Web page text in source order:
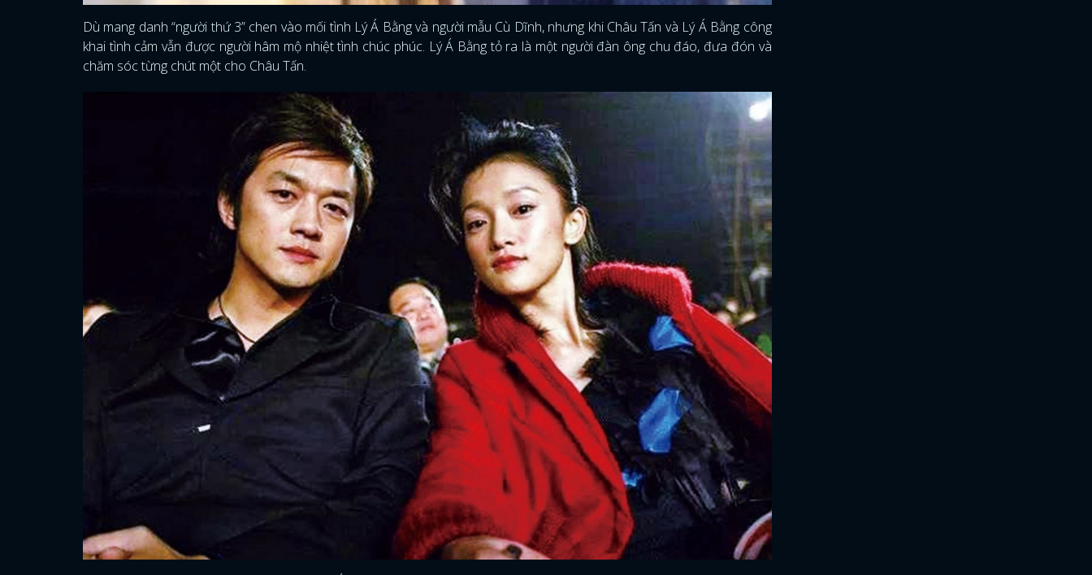
Dù mang danh “người thứ 3” chen vào mối tình Lý Á Bằng và người mẫu Cù Dĩnh, nhưng khi Châu Tấn và Lý Á Bằng công
khai tình cảm vẫn được người hâm mộ nhiệt tình chúc phúc. Lý Á Bằng tỏ ra là một người đàn ông chu đáo, đưa đón và
chăm sóc từng chút một cho Châu Tấn.